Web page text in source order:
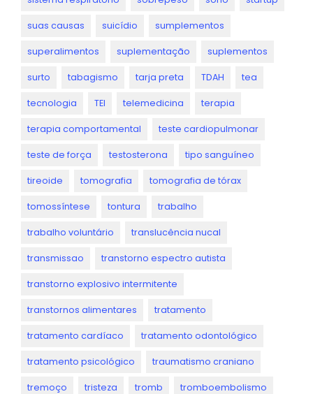
suas causas suicídio sumplementos
superalimentos suplementação suplementos
surto tabagismo tarja preta TDAH tea
tecnologia TEI telemedicina terapia
terapia comportamental teste cardiopulmonar
teste de força testosterona tipo sanguíneo
tireoide tomografia tomografia de tórax
tomossíntese tontura trabalho
trabalho voluntário translucência nucal
transmissao transtorno espectro autista
transtorno explosivo intermitente
transtornos alimentares tratamento
tratamento cardíaco tratamento odontológico
tratamento psicológico traumatismo craniano
tremoço tristeza tromb tromboembolismo